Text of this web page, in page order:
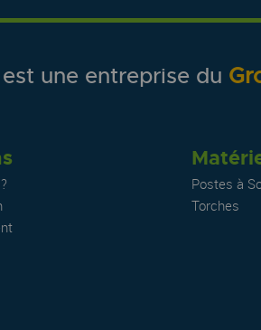
une entreprise du
Postes à
Torches